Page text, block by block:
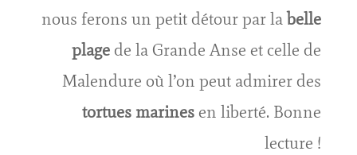
nous ferons un petit détour par labelle
plage de la Grande Anse et celle de
Malendure où l’on peut admirer des
tortues marines en liberté. Bonne
lecture !